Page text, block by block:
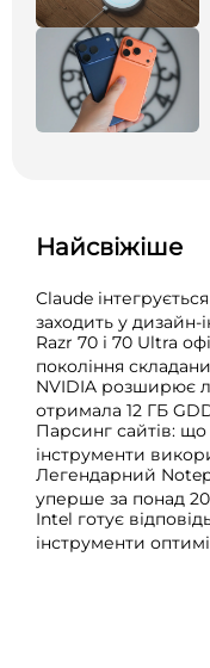
Найсвіжіше
Claude
заходить у дизайн-
Razr 70 і 70 Ultra
покоління
NVIDIA розширює
отримала 12 ГБ
Парсинг сайтів:
інструменти
Легендарний
уперше за понад 20
Intel готує
інструменти